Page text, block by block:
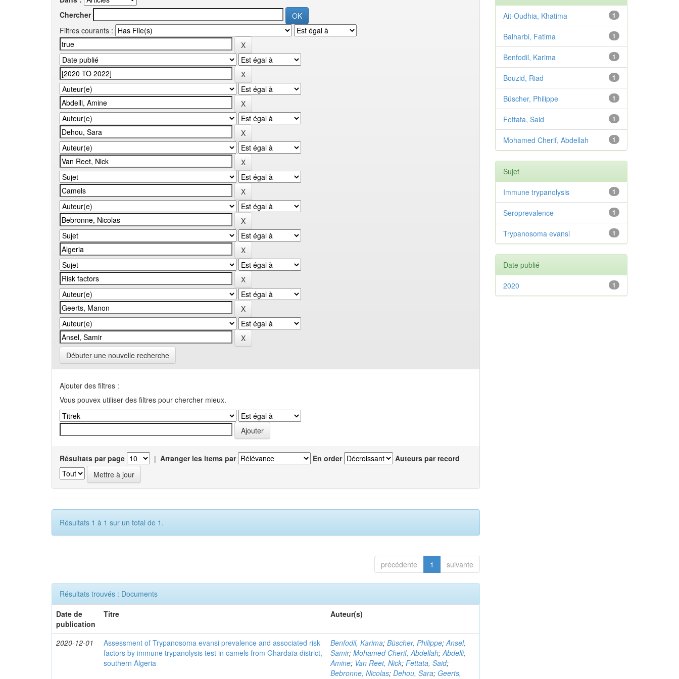
Chercher
Filtres courants :
Débuter une nouvelle recherche
Ajouter des filtres :
Vous pouvex utiliser des filtres pour chercher mieux.
Résultats par page | Arranger les items par En order Auteurs par record
Résultats 1 à 1 sur un total de 1.
précédente 1 suivante
Résultats trouvés : Documents
Date de
publication
Titre Auteur(s)
2020-12-01
Assessment of Trypanosoma evansi prevalence and associated risk
factors by immune trypanolysis test in camels from Ghardaïa district,
southern Algeria
Benfodil, Karima;Büscher, Philippe;Ansel,
Samir;Mohamed Cherif, Abdellah;Abdelli,
Amine; Van Reet, Nick;Fettata, Said;
Bebronne, Nicolas;Dehou, Sara; Geerts,
1
Ait-Oudhia, Khatima
1
Balharbi, Fatima
1
Benfodil, Karima
1
Bouzid, Riad
1
Büscher, Philippe
1
Fettata, Said
1
Mohamed Cherif, Abdellah
Sujet
1
Immune trypanolysis
1
Seroprevalence
1
Trypanosoma evansi
Date publié
1
2020